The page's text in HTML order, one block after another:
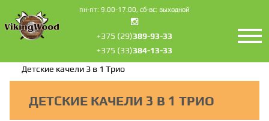
пн-пт: 9.00-17.00, сб-вс: выходной
+375 (29)389-93-33
+375 (33)384-13-33
Подвесные качели
Детские качели 3 в 1 Трио
ДЕТСКИЕ КАЧЕЛИ 3 В 1 ТРИО